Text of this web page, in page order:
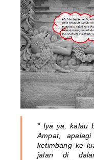
“ Iya ya, kalau
Ampat,
ketimbang ke
jalan di